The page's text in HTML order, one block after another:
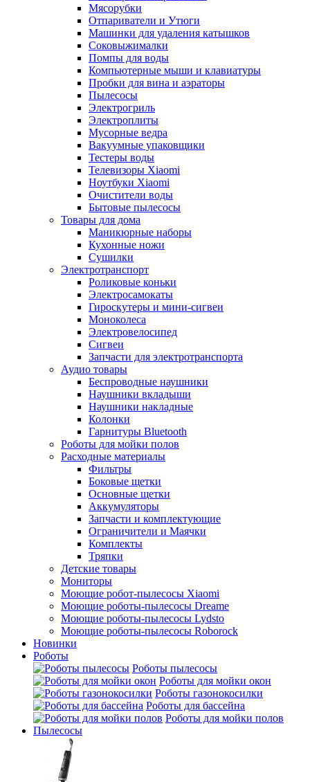
Мясорубки
Отпариватели и Утюги
Машинки для удаления катышков
Соковыжималки
Помпы для воды
Компьютерные мыши и клавиатуры
Пробки для вина и аэраторы
Пылесосы
Электрогриль
Электроплиты
Мусорные ведра
Вакуумные упаковщики
Тестеры воды
Телевизоры Xiaomi
Ноутбуки Xiaomi
Очистители воды
Бытовые пылесосы
Товары для дома
Маникюрные наборы
Кухонные ножи
Сушилки
Электротранспорт
Роликовые коньки
Электросамокаты
Гироскутеры и мини-сигвеи
Моноколеса
Электровелосипед
Сигвеи
Запчасти для электротранспорта
Аудио товары
Беспроводные наушники
Наушники вкладыши
Наушники накладные
Колонки
Гарнитуры Bluetooth
Роботы для мойки полов
Расходные материалы
Фильтры
Боковые щетки
Основные щетки
Аккумуляторы
Запчасти и комплектующие
Ограничители и Маячки
Комплекты
Тряпки
Детские товары
Мониторы
Моющие робот-пылесосы Xiaomi
Моющие роботы-пылесосы Dreame
Моющие роботы-пылесосы Lydsto
Моющие роботы-пылесосы Roborock
Новинки
Роботы
Роботы пылесосы
Роботы для мойки окон
Роботы газонокосилки
Роботы для бассейна
Роботы для мойки полов
Пылесосы